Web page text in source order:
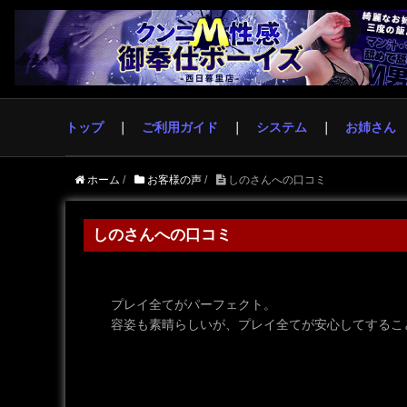
トップ ご利用ガイド システム お姉さん
ホーム / お客様の声 / しのさんへの口コミ
しのさんへの口コミ
プレイ全てがパーフェクト。
容姿も素晴らしいが、プレイ全てが安心してするこ